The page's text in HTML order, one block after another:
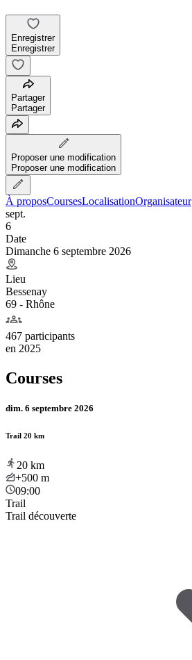
Enregistrer
Enregistrer
Partager
Partager
Proposer une modification
Proposer une modification
À proposCoursesLocalisationOrganisateur
sept.
6
Date
Dimanche 6 septembre 2026
Lieu
Bessenay
69 - Rhône
467 participants
en 2025
Courses
dim. 6 septembre 2026
Trail 20 km
20 km
+500 m
09:00
Trail
Trail découverte